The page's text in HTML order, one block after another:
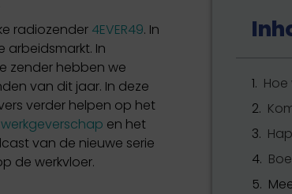
radiozender 4EVER49. In
arbeidsmarkt. In
zender hebben we
van dit jaar. In deze
verder helpen op het
en het
van de nieuwe serie
de werkvloer.